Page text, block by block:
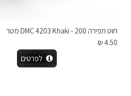
חוט תפירה DMC 4203 Khaki - 200 מטר
4.50 ₪
לפרטים